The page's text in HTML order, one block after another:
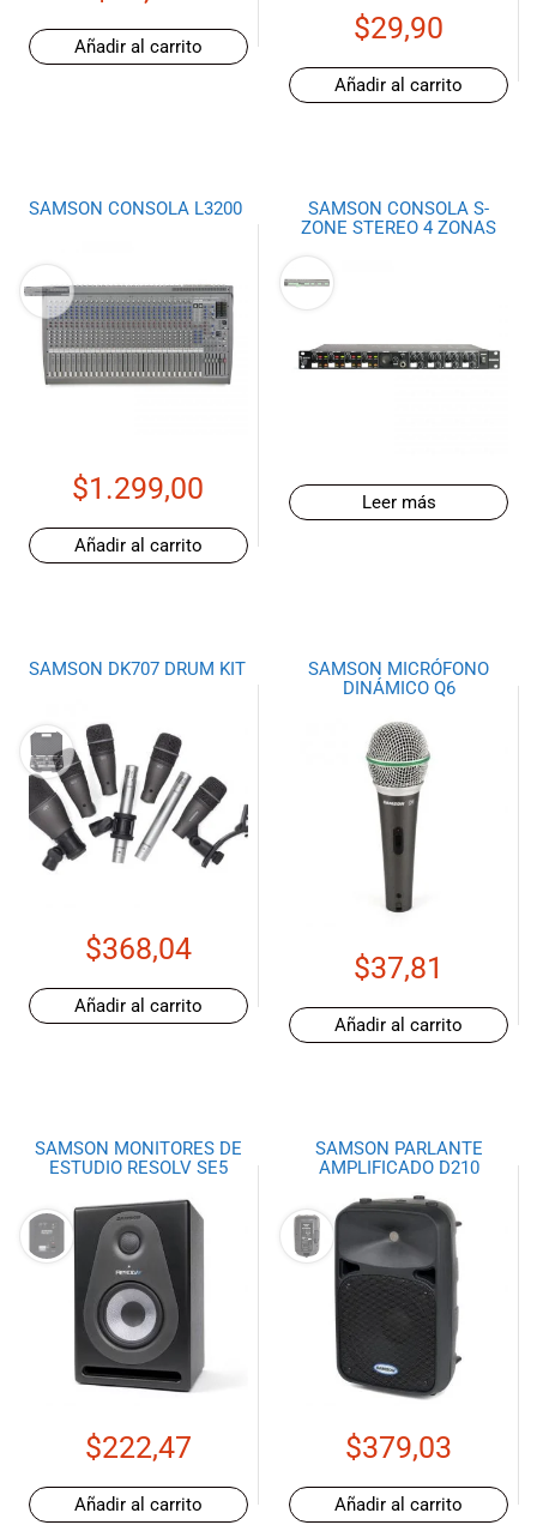
Añadir al carrito
$29,90
Añadir al carrito
SAMSON CONSOLA L3200
$1.299,00
Añadir al carrito
SAMSON CONSOLA S-
ZONE STEREO 4 ZONAS
Leer más
SAMSON DK707 DRUM KIT
$368,04
Añadir al carrito
SAMSON MICRÓFONO
DINÁMICO Q6
$37,81
Añadir al carrito
SAMSON MONITORES DE
ESTUDIO RESOLV SE5
$222,47
Añadir al carrito
SAMSON PARLANTE
AMPLIFICADO D210
$379,03
Añadir al carrito